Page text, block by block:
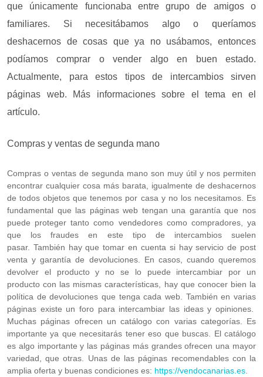
que únicamente funcionaba entre grupo de amigos o
familiares. Si necesitábamos algo o queríamos
deshacernos de cosas que ya no usábamos, entonces
podíamos comprar o vender algo en buen estado.
Actualmente, para estos tipos de intercambios sirven
páginas web. Más informaciones sobre el tema en el
artículo.
Compras y ventas de segunda mano
Compras o ventas de segunda mano son muy útil y nos permiten
encontrar cualquier cosa más barata, igualmente de deshacernos
de todos objetos que tenemos por casa y no los necesitamos. Es
fundamental que las páginas web tengan una garantía que nos
puede proteger tanto como vendedores como compradores, ya
que los fraudes en este tipo de intercambios suelen
pasar. También hay que tomar en cuenta si hay servicio de post
venta y garantía de devoluciones. En casos, cuando queremos
devolver el producto y no se lo puede intercambiar por un
producto con las mismas características, hay que conocer bien la
política de devoluciones que tenga cada web. También en varias
páginas existe un foro para intercambiar las ideas y opiniones.
Muchas páginas ofrecen un catálogo con varias categorías. Es
importante ya que necesitarás tener eso que buscas. El catálogo
es algo importante y las páginas más grandes ofrecen una mayor
variedad, que otras. Unas de las páginas recomendables con la
amplia oferta y buenas condiciones es: https://vendocanarias.es